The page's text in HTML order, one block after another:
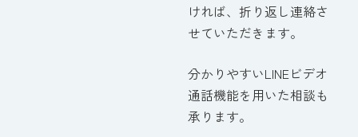
ければ、折り返し連絡さ
せていただきます。
分かりやすいLINEビデオ
通話機能を用いた相談も
承ります。